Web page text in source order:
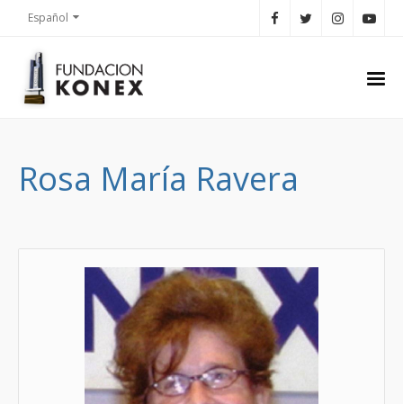
Español
Rosa María Ravera